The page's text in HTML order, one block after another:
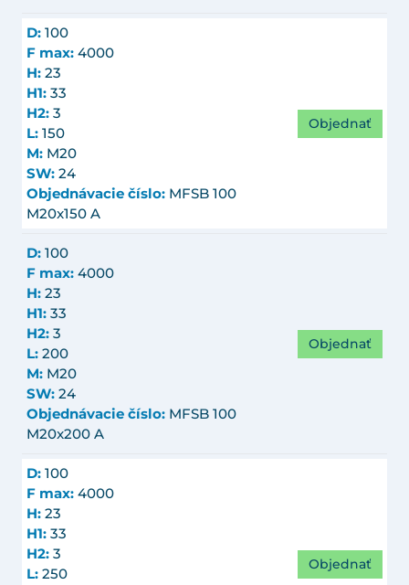
D: 100
F max: 4000
H: 23
H1: 33
H2: 3
L: 150
M: M20
SW: 24
Objednávacie číslo: MFSB 100
M20x150 A
Objednať
D: 100
F max: 4000
H: 23
H1: 33
H2: 3
L: 200
M: M20
SW: 24
Objednávacie číslo: MFSB 100
M20x200 A
Objednať
D: 100
F max: 4000
H: 23
H1: 33
H2: 3
L: 250
Objednať